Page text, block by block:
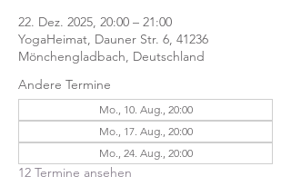
22. Dez. 2025, 20:00 – 21:00
YogaHeimat, Dauner Str. 6, 41236
Mönchengladbach, Deutschland
Andere Termine
Mo., 10. Aug., 20:00
Mo., 17. Aug., 20:00
Mo., 24. Aug., 20:00
12 Termine ansehen